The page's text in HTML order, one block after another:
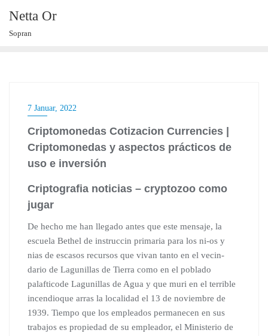
content
Netta Or
Sopran
7 Januar, 2022
Criptomonedas Cotizacion Currencies |
Criptomonedas y aspectos prácticos de
uso e inversión
Criptografia noticias – cryptozoo como
jugar
De hecho me han llegado antes que este mensaje, la
escuela Bethel de instruccin primaria para los ni-os y
nias de escasos recursos que vivan tanto en el vecin-
dario de Lagunillas de Tierra como en el poblado
palafticode Lagunillas de Agua y que muri en el terrible
incendioque arras la localidad el 13 de noviembre de
1939. Tiempo que los empleados permanecen en sus
trabajos es propiedad de su empleador, el Ministerio de